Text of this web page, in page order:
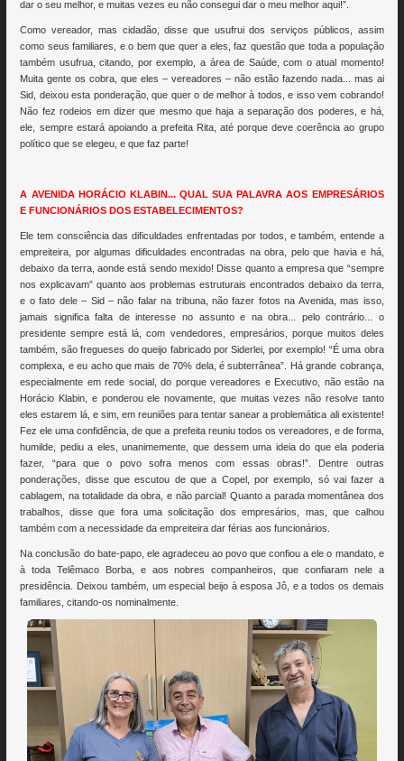
dar o seu melhor, e muitas vezes eu não consegui dar o meu melhor aqui!”.
Como vereador, mas cidadão, disse que usufrui dos serviços públicos, assim
como seus familiares, e o bem que quer a eles, faz questão que toda a população
também usufrua, citando, por exemplo, a área de Saúde, com o atual momento!
Muita gente os cobra, que eles – vereadores – não estão fazendo nada... mas ai
Sid, deixou esta ponderação, que quer o de melhor à todos, e isso vem cobrando!
Não fez rodeios em dizer que mesmo que haja a separação dos poderes, e há,
ele, sempre estará apoiando a prefeita Rita, até porque deve coerência ao grupo
político que se elegeu, e que faz parte!
A AVENIDA HORÁCIO KLABIN... QUAL SUA PALAVRA AOS EMPRESÁRIOS
E FUNCIONÁRIOS DOS ESTABELECIMENTOS?
Ele tem consciência das dificuldades enfrentadas por todos, e também, entende a
empreiteira, por algumas dificuldades encontradas na obra, pelo que havia e há,
debaixo da terra, aonde está sendo mexido! Disse quanto a empresa que “sempre
nos explicavam” quanto aos problemas estruturais encontrados debaixo da terra,
e o fato dele – Sid – não falar na tribuna, não fazer fotos na Avenida, mas isso,
jamais significa falta de interesse no assunto e na obra... pelo contrário... o
presidente sempre está lá, com vendedores, empresários, porque muitos deles
também, são fregueses do queijo fabricado por Siderlei, por exemplo! “É uma obra
complexa, e eu acho que mais de 70% dela, é subterrânea”. Há grande cobrança,
especialmente em rede social, do porque vereadores e Executivo, não estão na
Horácio Klabin, e ponderou ele novamente, que muitas vezes não resolve tanto
eles estarem lá, e sim, em reuniões para tentar sanear a problemática ali existente!
Fez ele uma confidência, de que a prefeita reuniu todos os vereadores, e de forma,
humilde, pediu a eles, unanimemente, que dessem uma ideia do que ela poderia
fazer, “para que o povo sofra menos com essas obras!”. Dentre outras
ponderações, disse que escutou de que a Copel, por exemplo, só vai fazer a
cablagem, na totalidade da obra, e não parcial! Quanto a parada momentânea dos
trabalhos, disse que fora uma solicitação dos empresários, mas, que calhou
também com a necessidade da empreiteira dar férias aos funcionários.
Na conclusão do bate-papo, ele agradeceu ao povo que confiou a ele o mandato, e
à toda Telêmaco Borba, e aos nobres companheiros, que confiaram nele a
presidência. Deixou também, um especial beijo à esposa Jô, e a todos os demais
familiares, citando-os nominalmente.